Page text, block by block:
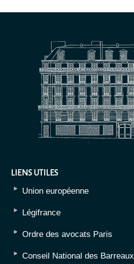
LIENS UTILES
Union européenne
Légifrance
Ordre des avocats Paris
Conseil National des Barreaux